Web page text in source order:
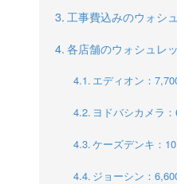
工事費込みのウォシ
各店舗のウォシュレ
エディオン：
ヨドバシカメラ
ケーズデンキ：
ジョーシン：